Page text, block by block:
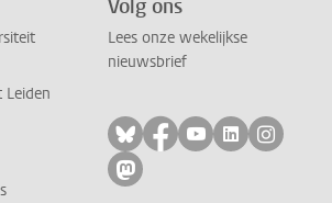
Leiden
Volg ons
Lees onze wekelijkse
nieuwsbrief
Volg ons op bluesky
Volg ons op
Volg ons op
Volg ons
Volg
Volg ons op mastodon